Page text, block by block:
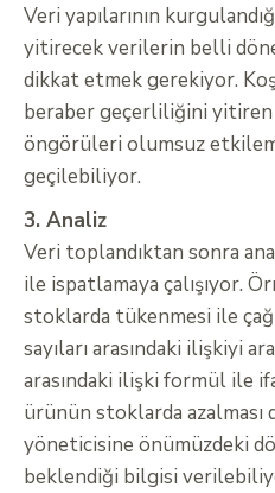
Veri yapılarının
yitirecek verilerin belli
dikkat etmek gerekiyor.
beraber geçerliliğini
öngörüleri olumsuz
geçilebiliyor.
3. Analiz
Veri toplandıktan sonra
ile ispatlamaya çalışıyor.
stoklarda tükenmesi ile
sayıları arasındaki ilişkiyi
arasındaki ilişki formül ile
ürünün stoklarda azalması
yöneticisine önümüzdeki
beklendiği bilgisi